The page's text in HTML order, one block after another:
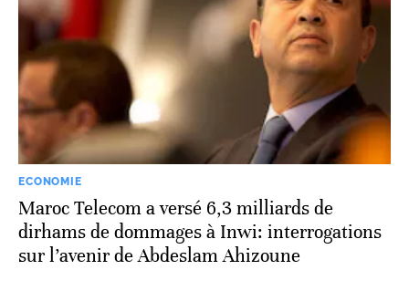
ECONOMIE
Maroc Telecom a versé 6,3 milliards de
dirhams de dommages à Inwi: interrogations
sur l’avenir de Abdeslam Ahizoune